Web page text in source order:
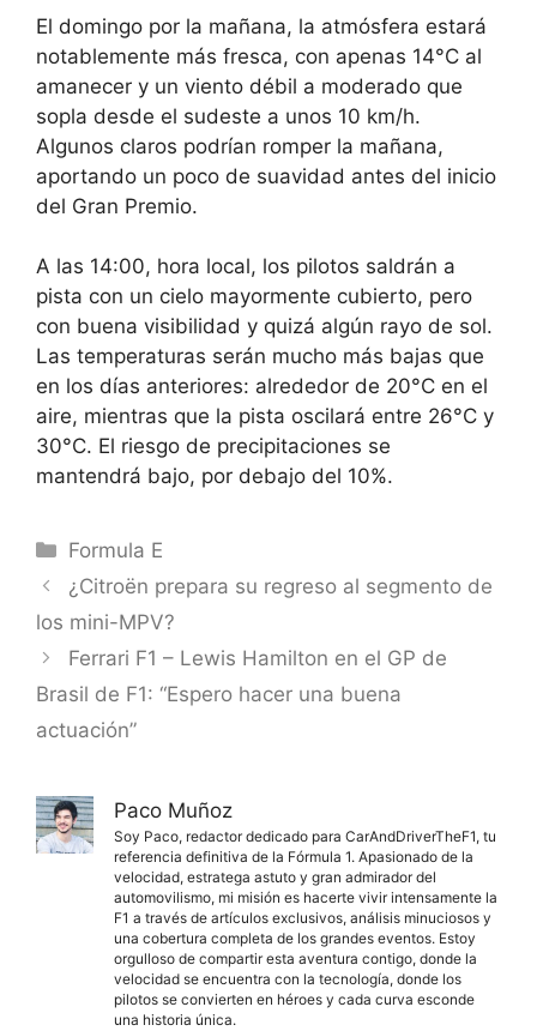
El domingo por la mañana, la atmósfera estará
notablemente más fresca, con apenas 14°C al
amanecer y un viento débil a moderado que
sopla desde el sudeste a unos 10 km/h.
Algunos claros podrían romper la mañana,
aportando un poco de suavidad antes del inicio
del Gran Premio.
A las 14:00, hora local, los pilotos saldrán a
pista con un cielo mayormente cubierto, pero
con buena visibilidad y quizá algún rayo de sol.
Las temperaturas serán mucho más bajas que
en los días anteriores: alrededor de 20°C en el
aire, mientras que la pista oscilará entre 26°C y
30°C. El riesgo de precipitaciones se
mantendrá bajo, por debajo del 10%.
Categorías
Formula E
¿Citroën prepara su regreso al segmento de
los mini-MPV?
Ferrari F1 – Lewis Hamilton en el GP de
Brasil de F1: “Espero hacer una buena
actuación”
Paco Muñoz
Soy Paco, redactor dedicado para CarAndDriverTheF1, tu
referencia definitiva de la Fórmula 1. Apasionado de la
velocidad, estratega astuto y gran admirador del
automovilismo, mi misión es hacerte vivir intensamente la
F1 a través de artículos exclusivos, análisis minuciosos y
una cobertura completa de los grandes eventos. Estoy
orgulloso de compartir esta aventura contigo, donde la
velocidad se encuentra con la tecnología, donde los
pilotos se convierten en héroes y cada curva esconde
una historia única.